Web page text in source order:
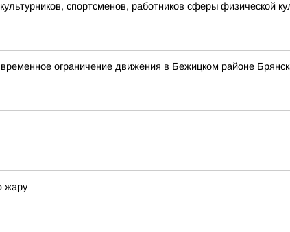
спортсменов, работников сферы физической
ограничение движения в Бежицком районе
жару